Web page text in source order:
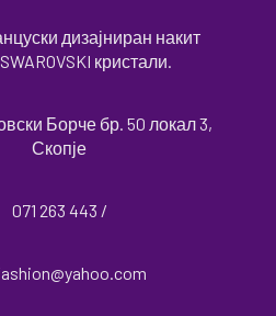
дизајниран накит
кристали.
Борче бр. 50 локал 3,
Скопје
071 263 443 /